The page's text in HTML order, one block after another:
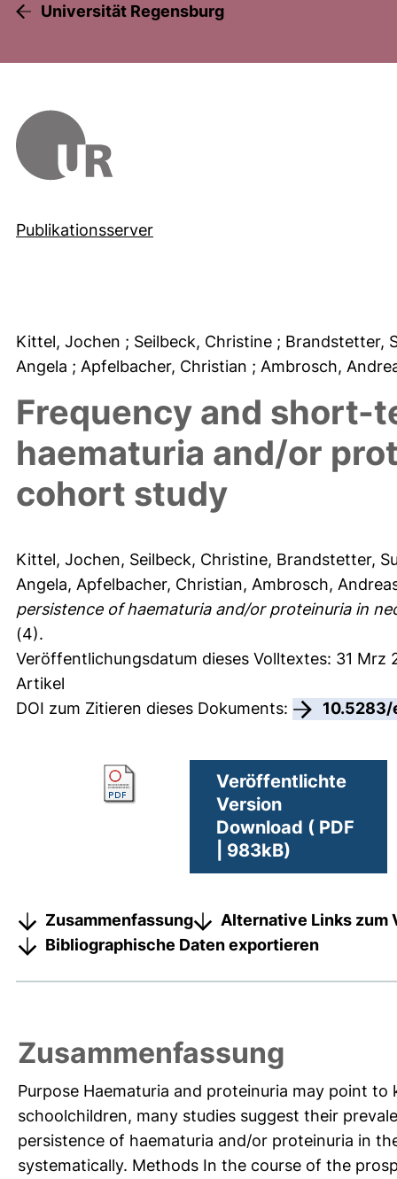
Universität Regensburg
Publikationsserver
Kittel, Jochen ; Seilbeck, Christine ; Brandstetter,
Angela ; Apfelbacher, Christian ; Ambrosch,
Frequency and short-
haematuria and/or
cohort study
Kittel, Jochen, Seilbeck, Christine, Brandstetter,
Angela, Apfelbacher, Christian, Ambrosch,
persistence of haematuria and/or proteinuria in
(4).
Veröffentlichungsdatum dieses Volltextes: 31 Mrz
Artikel
DOI zum Zitieren dieses Dokuments:
Veröffentlichte
Version
Download ( PDF
| 983kB)
Zusammenfassung
Alternative Links zum
Bibliographische Daten exportieren
Zusammenfassung
Purpose Haematuria and proteinuria may point
schoolchildren, many studies suggest their
persistence of haematuria and/or proteinuria in
systematically. Methods In the course of the